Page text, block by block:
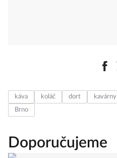
káva koláč dort kavárny
Brno
Doporučujeme